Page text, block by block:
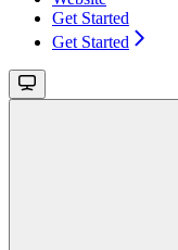
Get Started
Get Started